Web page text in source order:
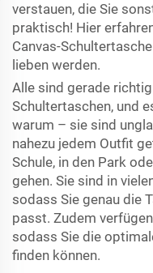
verstauen, die Sie
praktisch! Hier
Canvas-
lieben werden.
Alle sind gerade
Schultertaschen, und
warum – sie sind
nahezu jedem Outfit
Schule, in den Park
gehen. Sie sind in
sodass Sie genau die
passt. Zudem
sodass Sie die
finden können.